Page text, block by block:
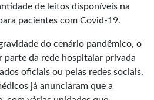
de leitos disponíveis na
pacientes com Covid-19.
do cenário pandêmico, o
parte da rede hospitalar privada
oficiais ou pelas redes sociais,
já anunciaram que a